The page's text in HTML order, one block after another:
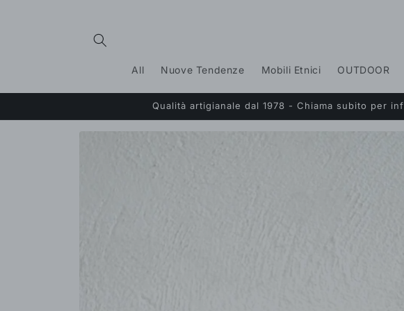
All Nuove Tendenze Mobili Etnici OUTDOOR
Qualità artigianale dal 1978 - Chiama subito per
Passa alle